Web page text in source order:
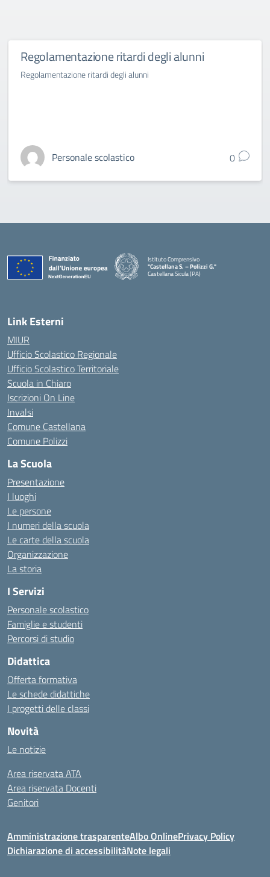
Regolamentazione ritardi degli alunni
Regolamentazione ritardi degli alunni
Personale scolastico 0
Istituto Comprensivo
"Castellana S. – Polizzi G."
Castellana Sicula (PA)
Link Esterni
MIUR
Ufficio Scolastico Regionale
Ufficio Scolastico Territoriale
Scuola in Chiaro
Iscrizioni On Line
Invalsi
Comune Castellana
Comune Polizzi
La Scuola
Presentazione
I luoghi
Le persone
I numeri della scuola
Le carte della scuola
Organizzazione
La storia
I Servizi
Personale scolastico
Famiglie e studenti
Percorsi di studio
Didattica
Offerta formativa
Le schede didattiche
I progetti delle classi
Novità
Le notizie
Area riservata ATA
Area riservata Docenti
Genitori
Amministrazione trasparenteAlbo OnlinePrivacy Policy
Dichiarazione di accessibilitàNote legali